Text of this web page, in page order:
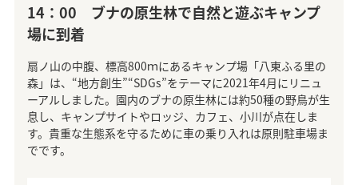
14：00 ブナの原生林で自然と遊ぶキャンプ
場に到着
扇ノ山の中腹、標高800ｍにあるキャンプ場「八東ふる里の
森」は、“地方創生”“SDGs”をテーマに2021年4月にリニュ
ーアルしました。園内のブナの原生林には約50種の野鳥が生
息し、キャンプサイトやロッジ、カフェ、小川が点在しま
す。貴重な生態系を守るために車の乗り入れは原則駐車場ま
でです。